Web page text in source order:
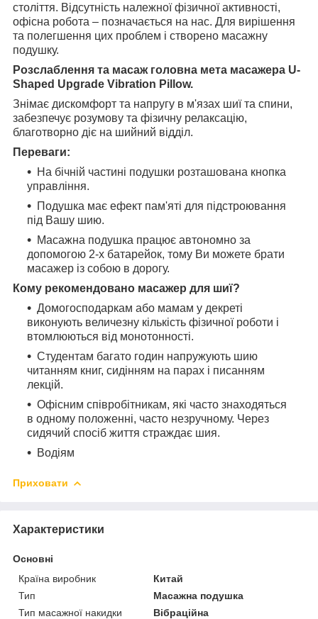
століття. Відсутність належної фізичної активності,
офісна робота – позначається на нас. Для вирішення
та полегшення цих проблем і створено масажну
подушку.
Розслаблення та масаж головна мета масажера U-
Shaped Upgrade Vibration Pillow.
Знімає дискомфорт та напругу в м'язах шиї та спини,
забезпечує розумову та фізичну релаксацію,
благотворно діє на шийний відділ.
Переваги:
На бічній частині подушки розташована кнопка
управління.
Подушка має ефект пам'яті для підстроювання
під Вашу шию.
Масажна подушка працює автономно за
допомогою 2-х батарейок, тому Ви можете брати
масажер із собою в дорогу.
Кому рекомендовано масажер для шиї?
Домогосподаркам або мамам у декреті
виконують величезну кількість фізичної роботи і
втомлюються від монотонності.
Студентам багато годин напружують шию
читанням книг, сидінням на парах і писанням
лекцій.
Офісним співробітникам, які часто знаходяться
в одному положенні, часто незручному. Через
сидячий спосіб життя страждає шия.
Водіям
Приховати
Характеристики
Основні
Країна виробник
Китай
Тип
Масажна подушка
Тип масажної накидки
Вібраційна